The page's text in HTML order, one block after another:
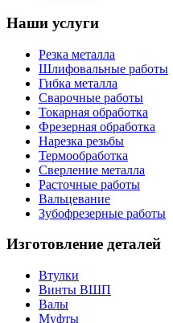
Наши услуги
Резка металла
Шлифовальные работы
Гибка металла
Сварочные работы
Токарная обработка
Фрезерная обработка
Нарезка резьбы
Термообработка
Сверление металла
Расточные работы
Вальцевание
Зубофрезерные работы
Изготовление деталей
Втулки
Винты ВШП
Валы
Муфты